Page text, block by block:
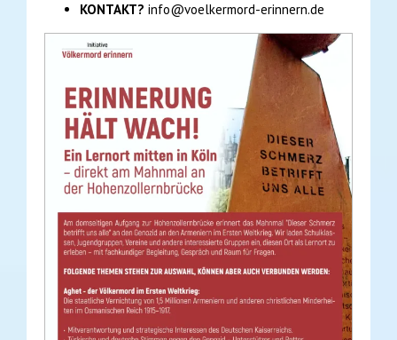
KONTAKT? info@voelkermord-erinnern.de